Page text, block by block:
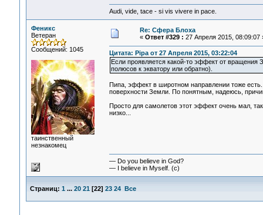
Audi, vide, tace - si vis vivere in pace.
Феникс
Ветеран
Сообщений: 1045
таинственный
незнакомец
Re: Сфера Блоха
« Ответ #329 : 27 Апреля 2015, 08:09:07
Цитата: Pipa от 27 Апреля 2015, 03:22:04
Если проявляется какой-то эффект от вращения
полюсов к экватору или обратно).
Пипа, эффект в широтном направлении тоже
поверхности Земли. По понятным, надеюсь,
Просто для самолетов этот эффект очень мал,
низко...
— Do you believe in God?
— I believe in Myself. (c)
Страниц: 1 ... 20 21 [22] 23 24 Все